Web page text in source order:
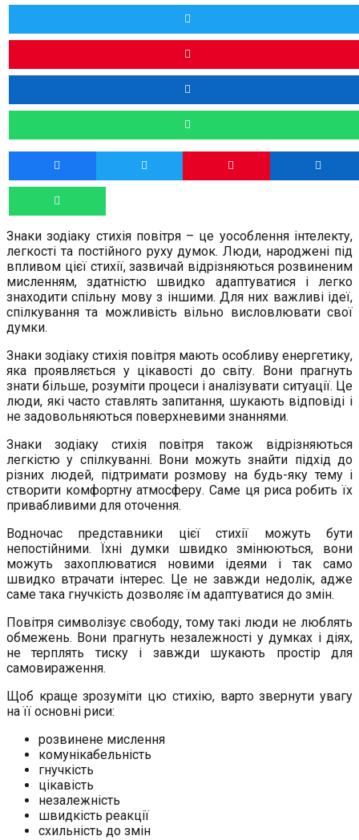
Знаки зодіаку стихія повітря – це уособлення інтелекту,
легкості та постійного руху думок. Люди, народжені під
впливом цієї стихії, зазвичай відрізняються розвиненим
мисленням, здатністю швидко адаптуватися і легко
знаходити спільну мову з іншими. Для них важливі ідеї,
спілкування та можливість вільно висловлювати свої
думки.
Знаки зодіаку стихія повітря мають особливу енергетику,
яка проявляється у цікавості до світу. Вони прагнуть
знати більше, розуміти процеси і аналізувати ситуації. Це
люди, які часто ставлять запитання, шукають відповіді і
не задовольняються поверхневими знаннями.
Знаки зодіаку стихія повітря також відрізняються
легкістю у спілкуванні. Вони можуть знайти підхід до
різних людей, підтримати розмову на будь-яку тему і
створити комфортну атмосферу. Саме ця риса робить їх
привабливими для оточення.
Водночас представники цієї стихії можуть бути
непостійними. Їхні думки швидко змінюються, вони
можуть захоплюватися новими ідеями і так само
швидко втрачати інтерес. Це не завжди недолік, адже
саме така гнучкість дозволяє їм адаптуватися до змін.
Повітря символізує свободу, тому такі люди не люблять
обмежень. Вони прагнуть незалежності у думках і діях,
не терплять тиску і завжди шукають простір для
самовираження.
Щоб краще зрозуміти цю стихію, варто звернути увагу
на її основні риси:
розвинене мислення
комунікабельність
гнучкість
цікавість
незалежність
швидкість реакції
схильність до змін